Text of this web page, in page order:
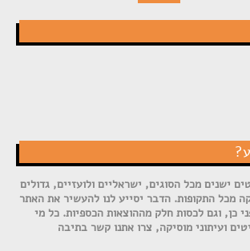
ישנים מכל הסוגים, ישראליים ולועזיים, גדולים
מכל התקופות. הדבר יסייע לנו להעשיר את האתר
כן, וגם לכסות חלק מההוצאות הכספיות. כל מי
ועיתוני מוסיקה, צרו אתנו קשר בתיבה